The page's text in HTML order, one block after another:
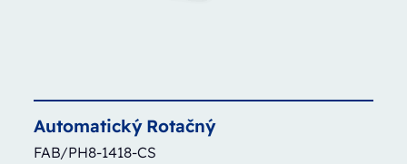
Automatický Rotačný
FAB/PH8-1418-CS